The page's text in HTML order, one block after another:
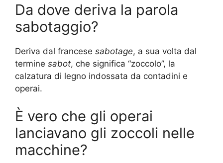
Da dove deriva la parola
sabotaggio?
Deriva dal francese sabotage, a sua volta dal
termine sabot, che significa “zoccolo”, la
calzatura di legno indossata da contadini e
operai.
È vero che gli operai
lanciavano gli zoccoli nelle
macchine?